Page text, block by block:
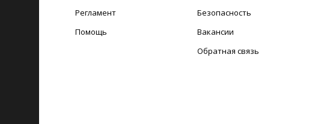
Регламент
Помощь
Безопасность
Вакансии
Обратная связь